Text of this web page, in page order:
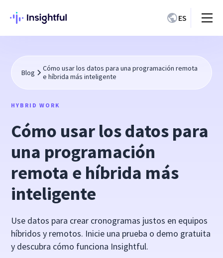
ES
Blog
Cómo usar los datos para una programación remota
e híbrida más inteligente
HYBRID WORK
Cómo usar los datos para
una programación
remota e híbrida más
inteligente
Use datos para crear cronogramas justos en equipos
híbridos y remotos. Inicie una prueba o demo gratuita
y descubra cómo funciona Insightful.